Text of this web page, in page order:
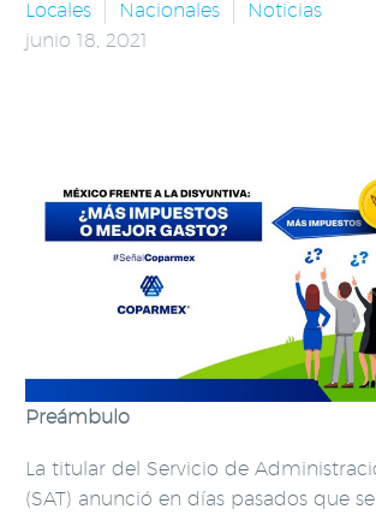
Locales
Nacionales
Noticias
junio 18, 2021
Preámbulo
La titular del Servicio de
(SAT) anunció en días pasados que